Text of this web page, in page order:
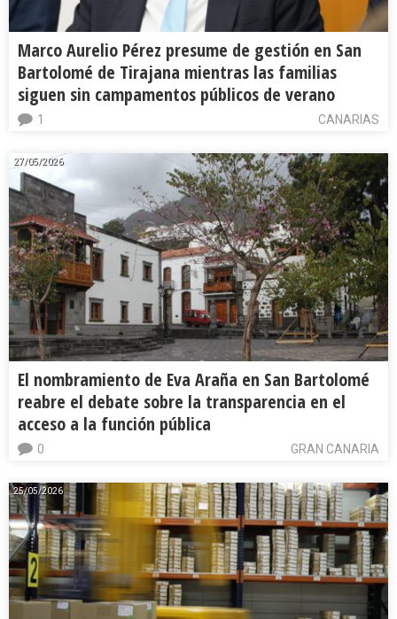
Marco Aurelio Pérez presume de gestión en San
Bartolomé de Tirajana mientras las familias
siguen sin campamentos públicos de verano
CANARIAS
1
27/05/2026
El nombramiento de Eva Araña en San Bartolomé
reabre el debate sobre la transparencia en el
acceso a la función pública
GRAN CANARIA
0
25/05/2026